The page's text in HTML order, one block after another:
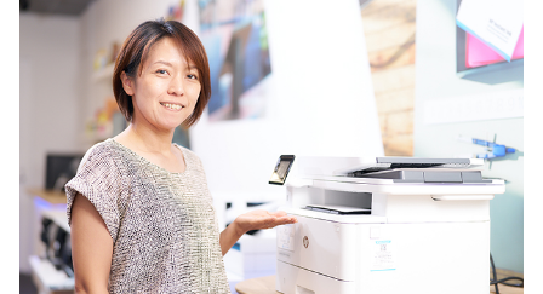
プリンター
タグ一覧
イベント・セミナー情報